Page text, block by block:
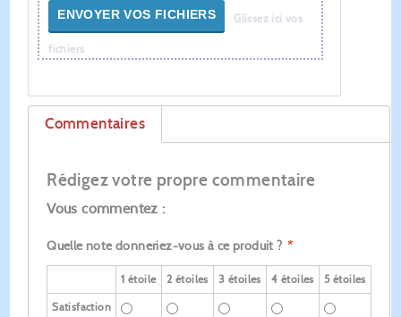
ENVOYER VOS FICHIERS Glissez ici vos
fichiers
Commentaires
Rédigez votre propre commentaire
Vous commentez :
Quelle note donneriez-vous à ce produit ? *
1 étoile 2 étoiles 3 étoiles 4 étoiles 5 étoiles
Satisfaction